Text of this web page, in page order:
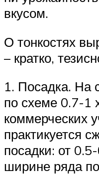
вкусом.
О тонкостях
– кратко,
1. Посадка. На
по схеме 0.7-1
коммерческих
практикуется
посадки: от
ширине ряда